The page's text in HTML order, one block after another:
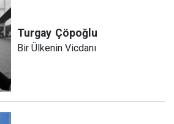
Turgay Çöpoğlu
Bir Ülkenin Vicdanı